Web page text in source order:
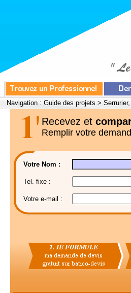
Navigation : Guide des projets >
Recevez et
Remplir votre
Votre Nom :
Tel. fixe :
Votre e-mail :